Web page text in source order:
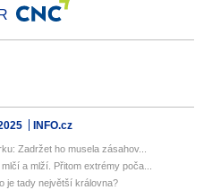
INFO.cz
Zadržet ho musela zásahov...
a mlží. Přitom extrémy poča...
je tady největší královna?